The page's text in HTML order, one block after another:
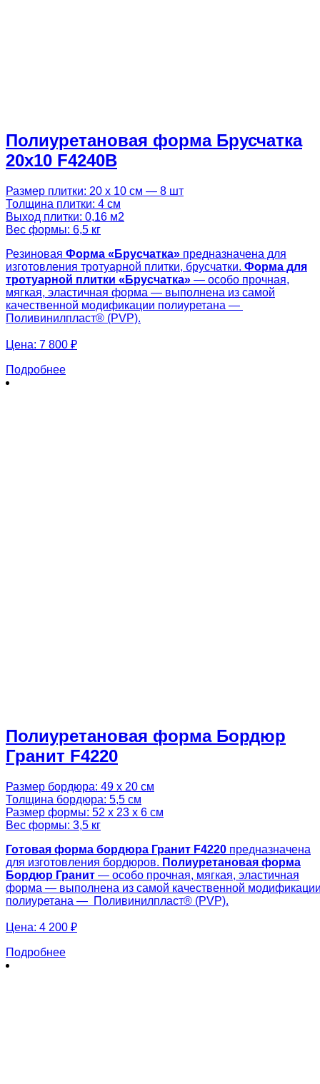
Полиуретановая форма Брусчатка
20х10 F4240B
Размер плитки: 20 х 10 см — 8 шт
Толщина плитки: 4 см
Выход плитки: 0,16 м2
Вес формы: 6,5 кг
Резиновая Форма « Брусчатка» предназначена для
изготовления тротуарной плитки, брусчатки. Форма для
тротуарной плитки « Брусчатка» — особо прочная,
мягкая, эластичная форма — выполнена из самой
качественной модификации полиуретана —
Поливинилпласт® (PVP).
Цена: 7 800 ₽
Подробнее
Полиуретановая форма Бордюр
Гранит F4220
Размер бордюра: 49 х 20 см
Толщина бордюра: 5,5 см
Размер формы: 52 х 23 х 6 см
Вес формы: 3,5 кг
Готовая форма бордюра Гранит F4220 предназначена
для изготовления бордюров. Полиуретановая форма
Бордюр Гранит — особо прочная, мягкая, эластичная
форма — выполнена из самой качественной
полиуретана — Поливинилпласт® (PVP).
Цена: 4 200 ₽
Подробнее